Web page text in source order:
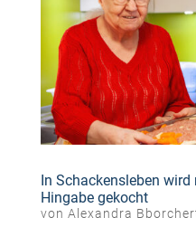
In Schackensleben
Hingabe gekocht
von Alexandra